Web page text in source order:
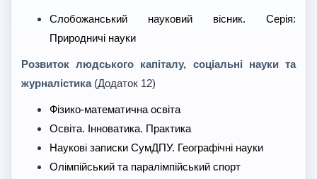
Слобожанський науковий вісник. Серія:
Природничі науки
Розвиток людського капіталу, соціальні науки та
журналістика (Додаток 12)
Фізико-математична освіта
Освіта. Інноватика. Практика
Наукові записки СумДПУ. Географічні науки
Олімпійський та паралімпійський спорт